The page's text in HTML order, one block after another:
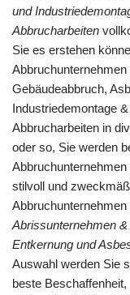
und
Abbrucharbeiten
Sie es erstehen
Gebäudeabbruch,
Industriedemontage
Abbrucharbeiten in
oder so, Sie werden
stilvoll und
Abrissunternehmen
Entkernung und
Auswahl werden Sie
beste